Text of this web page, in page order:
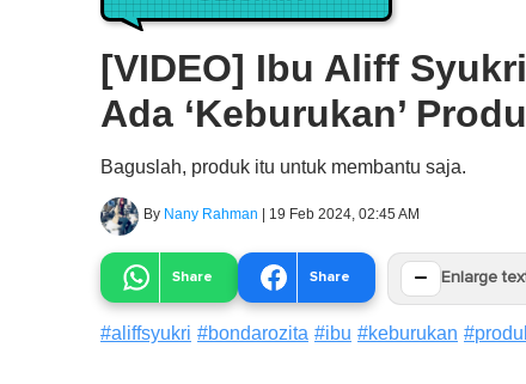
[VIDEO] Ibu Aliff
Ada ‘Keburukan’
Baguslah, produk itu untuk membantu saja.
By Nany Rahman | 19 Feb 2024, 02:45 AM
Share Share − Enlarge
#aliffsyukri #bondarozita #ibu #keburukan #